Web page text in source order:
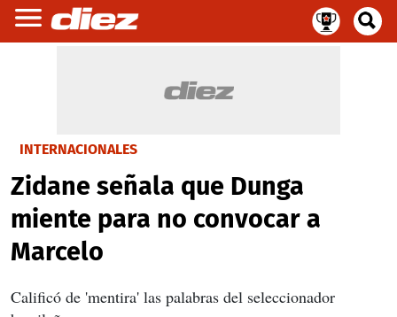
INTERNACIONALES
Zidane señala que Dunga
miente para no convocar a
Marcelo
Calificó de 'mentira' las palabras del seleccionador